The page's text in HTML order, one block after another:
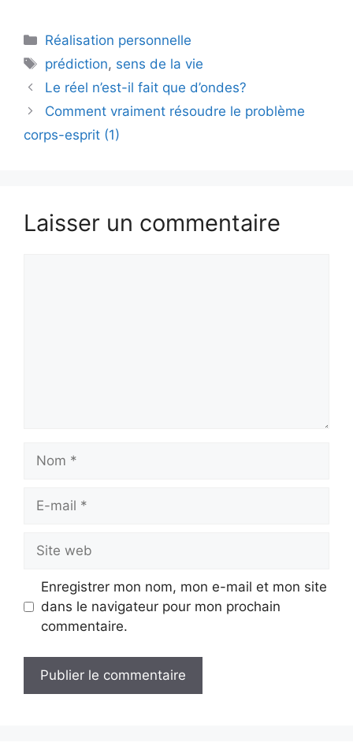
Catégories
Réalisation personnelle
Étiquettes
prédiction, sens de la vie
Le réel n’est-il fait que d’ondes?
Comment vraiment résoudre le problème
corps-esprit (1)
Laisser un commentaire
Nom
Site
web
Enregistrer mon nom, mon e-mail et mon site
dans le navigateur pour mon prochain
commentaire.